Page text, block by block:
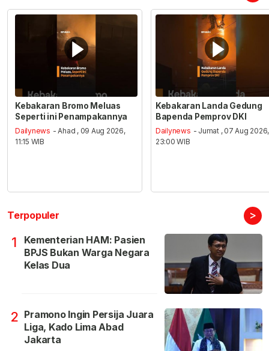
Kebakaran Bromo Meluas
Seperti ini Penampakannya
Dailynews - Ahad , 09 Aug 2026,
11:15 WIB
Kebakaran Landa Gedung
Bapenda Pemprov DKI
Dailynews - Jumat , 07 Aug 2026,
23:00 WIB
Terpopuler >
1
Kementerian HAM: Pasien
BPJS Bukan Warga Negara
Kelas Dua
2 Pramono Ingin Persija Juara
Liga, Kado Lima Abad
Jakarta